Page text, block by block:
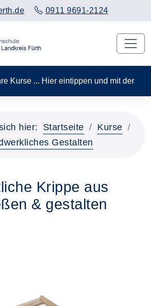
0911 9691-2124
... Hier eintippen und mit
hier: Startseite
Kurse
Gestalten
Krippe aus
& gestalten